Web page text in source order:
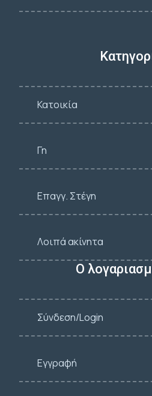
Κατοικία
Γη
Επαγγ. Στέγη
Λοιπά ακίνητα
Ο
Σύνδεση/Login
Εγγραφή